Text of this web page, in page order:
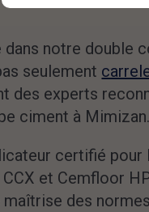
notre double
seulement
des experts
ciment à Mimizan.
certifié pour
et Cemfloor
des